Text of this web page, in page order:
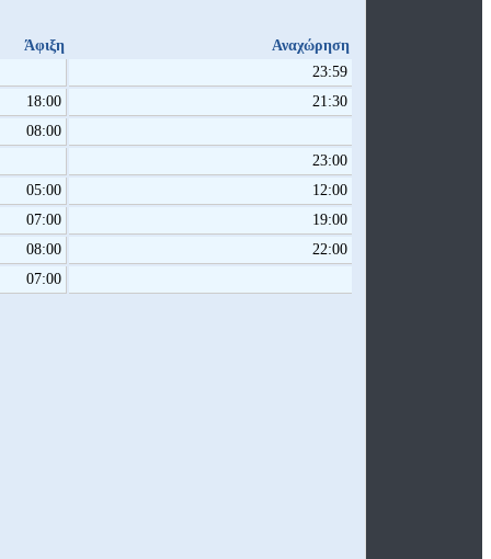
Άφιξη
Αναχώρηση
23:59
18:00
21:30
08:00
23:00
05:00
12:00
07:00
19:00
08:00
22:00
07:00